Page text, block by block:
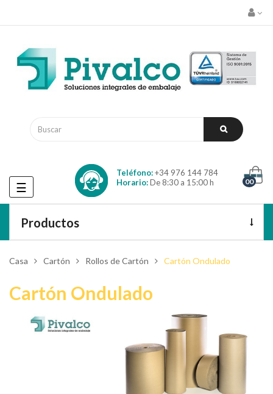
Teléfono:+34 976 144 784
Horario:De 8:30 a 15:00 h 00
Productos
Navegación
de
☰
Casa Cartón Rollos de Cartón Cartón Ondulado
Cartón Ondulado